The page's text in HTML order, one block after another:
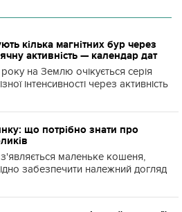
кілька магнітних бур через
активність — календар дат
на Землю очікується серія
інтенсивності через активність
що потрібно знати про
маленьке кошеня,
забезпечити належний догляд